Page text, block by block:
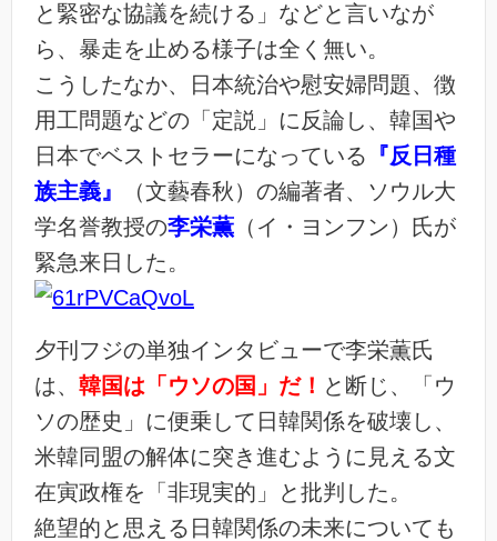
と緊密な協議を続ける」などと言いなが
ら、暴走を止める様子は全く無い。
こうしたなか、日本統治や慰安婦問題、徴
用工問題などの「定説」に反論し、韓国や
日本でベストセラーになっている 『反日種
族主義』
（文藝春秋）の編著者、ソウル大
学名誉教授の李栄薫 （イ・ヨンフン）氏が
緊急来日した。
夕刊フジの単独インタビューで李栄薫氏
は、 韓国は「ウソの国」だ！ と断じ、「ウ
ソの歴史」に便乗して日韓関係を破壊し、
米韓同盟の解体に突き進むように見える文
在寅政権を「非現実的」と批判した。
絶望的と思える日韓関係の未来についても